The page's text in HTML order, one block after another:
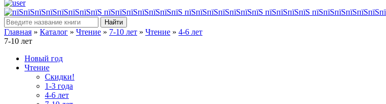
Найти
Главная » Каталог » Чтение » 7-10 лет » Чтение » 4-6 лет
7-10 лет
Новый год
Чтение
Скидки!
1-3 года
4-6 лет